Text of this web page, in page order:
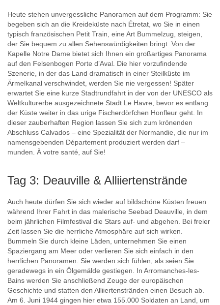
Heute stehen unvergessliche Panoramen auf dem Programm: Sie
begeben sich an die Kreideküste nach Étretat, wo Sie in einen
typisch französischen Petit Train, eine Art Bummelzug, steigen,
der Sie bequem zu allen Sehenswürdigkeiten bringt. Von der
Kapelle Notre Dame bietet sich Ihnen ein großartiges Panorama
auf den Felsenbogen Porte d’Aval. Die hier vorzufindende
Szenerie, in der das Land dramatisch in einer Steilküste im
Ärmelkanal verschwindet, werden Sie nie vergessen! Später
erwartet Sie eine kurze Stadtrundfahrt in der von der UNESCO als
Weltkulturerbe ausgezeichnete Stadt Le Havre, bevor es entlang
der Küste weiter in das urige Fischerdörfchen Honfleur geht. In
dieser zauberhaften Region lassen Sie sich zum krönenden
Abschluss Calvados – eine Spezialität der Normandie, die nur im
namensgebenden Département produziert werden darf –
munden. À votre santé, auf Sie!
Tag 3: Deauville & Alliiertenstrände
Auch heute dürfen Sie sich wieder auf bildschöne Küsten freuen
während Ihrer Fahrt in das malerische Seebad Deauville, in dem
beim jährlichen Filmfestival die Stars auf- und abgehen. Bei freier
Zeit lassen Sie die herrliche Atmosphäre auf sich wirken.
Bummeln Sie durch kleine Läden, unternehmen Sie einen
Spaziergang am Meer oder verlieren Sie sich einfach in den
herrlichen Panoramen. Sie werden sich fühlen, als seien Sie
geradewegs in ein Ölgemälde gestiegen. In Arromanches-les-
Bains werden Sie anschließend Zeuge der europäischen
Geschichte und statten den Alliiertenstränden einen Besuch ab.
Am 6. Juni 1944 gingen hier etwa 155.000 Soldaten an Land, um